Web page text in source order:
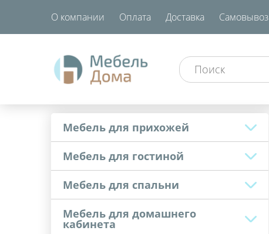
О компании Оплата Доставка Самовывоз
Мебель для прихожей
Мебель для гостиной
Мебель для спальни
Мебель для домашнего
кабинета